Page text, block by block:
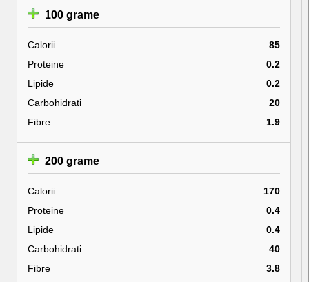
100 grame
Calorii
85
Proteine
0.2
Lipide
0.2
Carbohidrati
20
Fibre
1.9
200 grame
Calorii
170
Proteine
0.4
Lipide
0.4
Carbohidrati
40
Fibre
3.8